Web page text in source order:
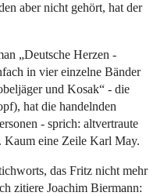
aber nicht gehört, hat der
„Deutsche Herzen -
in vier einzelne Bänder
und Kosak“ - die
hat die handelnden
- sprich: altvertraute
Kaum eine Zeile Karl May.
das Fritz nicht mehr
zitiere Joachim Biermann: